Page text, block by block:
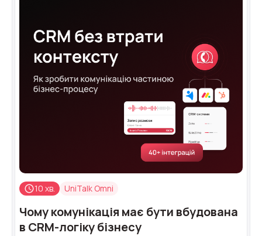
10 хв. UniTalk Omni
Чому комунікація має бути вбудована
в CRM-логіку бізнесу